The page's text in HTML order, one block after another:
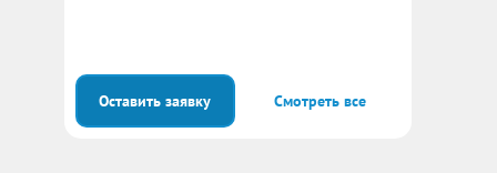
Оставить заявку Смотреть все